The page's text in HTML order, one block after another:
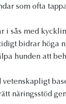
som ofta
i sås med
bidrar höga
hunden att
näringsstöd